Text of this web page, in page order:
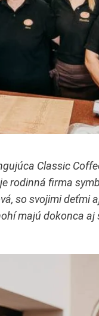
Classic
rodinná firma
so svojimi deťmi
majú dokonca